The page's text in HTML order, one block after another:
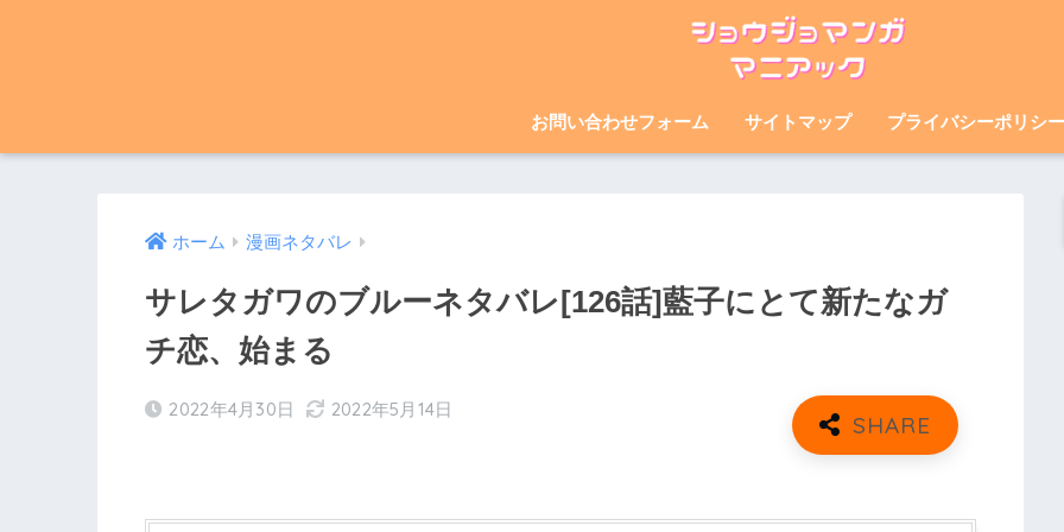
お問い合わせフォーム サイトマップ プライバシーポリシー
ホーム 漫画ネタバレ
サレタガワのブルーネタバレ[126話]藍子にとて新たなガ
チ恋、始まる
2022年4月30日 2022年5月14日